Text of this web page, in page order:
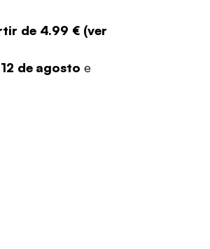
de 4.99 € (ver
de agosto e